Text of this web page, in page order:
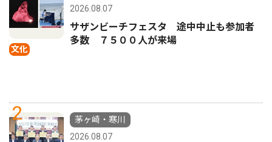
文化
2026.08.07
サザンビーチフェスタ 途中中止も参加者
多数 ７５００人が来場
2
茅ヶ崎・寒川
2026.08.07